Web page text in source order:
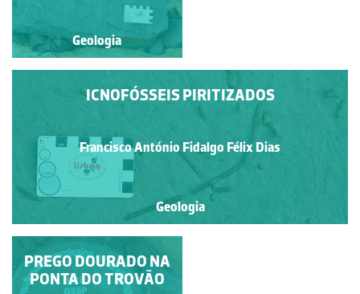
Geologia
Geologia
ICNOFÓSSEIS PIRITIZADOS
Francisco António Fidalgo Félix Dias
Geologia
ARRIBAS
PREGO DOURADO NA
PONTA DO TROVÃO